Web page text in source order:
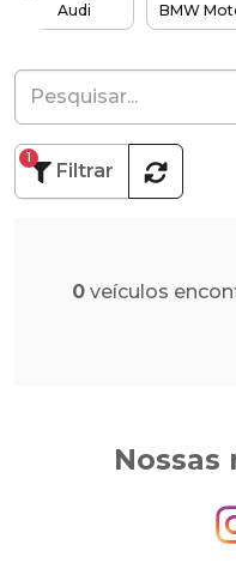
Audi BMW
Filtrar
1
0 veículos
Nossas